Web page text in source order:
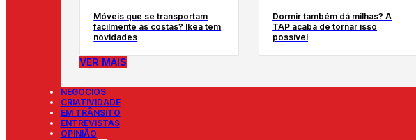
Móveis que se transportam
facilmente às costas? Ikea tem
novidades
Dormir também dá milhas? A
TAP acaba de tornar isso
possível
VER MAIS
NEGÓCIOS
CRIATIVIDADE
EM TRÂNSITO
ENTREVISTAS
OPINIÃO